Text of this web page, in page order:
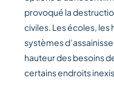
provoqué la
civiles. Les écoles,
systèmes
hauteur des besoins
certains endroits